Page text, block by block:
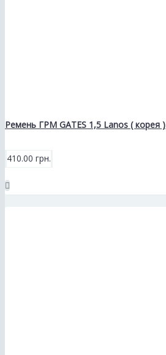
Ремень ГРМ GATES 1,5 Lanos ( корея )
410.00 грн.